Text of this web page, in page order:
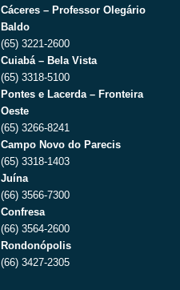
Cáceres – Professor Olegário
Baldo
(65) 3221-2600
Cuiabá – Bela Vista
(65) 3318-5100
Pontes e Lacerda – Fronteira
Oeste
(65) 3266-8241
Campo Novo do Parecis
(65) 3318-1403
Juína
(66) 3566-7300
Confresa
(66) 3564-2600
Rondonópolis
(66) 3427-2305